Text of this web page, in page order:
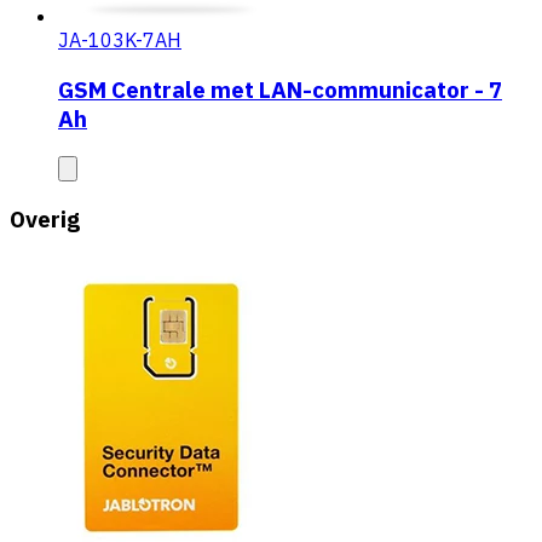
JA-103K-7AH
GSM Centrale met LAN-communicator - 7
Ah
Overig